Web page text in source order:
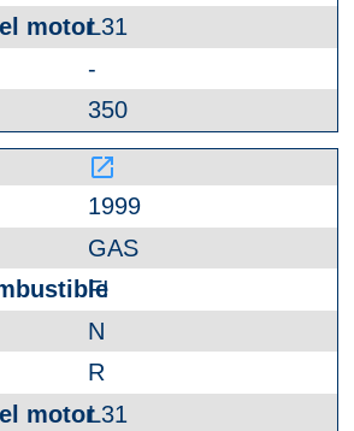
L31
-
350
launch
1999
GAS
FI
N
R
L31